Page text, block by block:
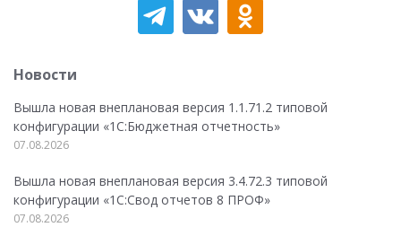
Новости
Вышла новая внеплановая версия 1.1.71.2 типовой
конфигурации «1C:Бюджетная отчетность»
07.08.2026
Вышла новая внеплановая версия 3.4.72.3 типовой
конфигурации «1C:Свод отчетов 8 ПРОФ»
07.08.2026